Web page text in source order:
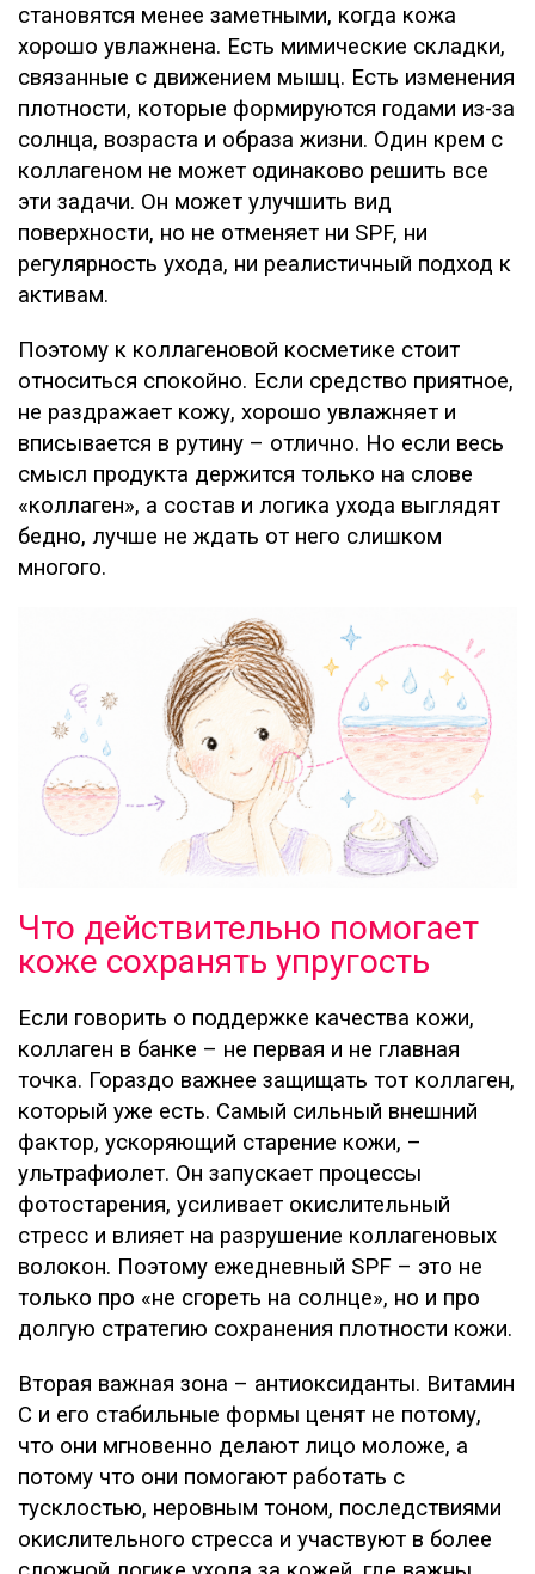
становятся менее заметными, когда кожа
хорошо увлажнена. Есть мимические складки,
связанные с движением мышц. Есть изменения
плотности, которые формируются годами из-за
солнца, возраста и образа жизни. Один крем с
коллагеном не может одинаково решить все
эти задачи. Он может улучшить вид
поверхности, но не отменяет ни SPF, ни
регулярность ухода, ни реалистичный подход к
активам.
Поэтому к коллагеновой косметике стоит
относиться спокойно. Если средство приятное,
не раздражает кожу, хорошо увлажняет и
вписывается в рутину – отлично. Но если весь
смысл продукта держится только на слове
«коллаген», а состав и логика ухода выглядят
бедно, лучше не ждать от него слишком
многого.
Что действительно помогает
коже сохранять упругость
Если говорить о поддержке качества кожи,
коллаген в банке – не первая и не главная
точка. Гораздо важнее защищать тот коллаген,
который уже есть. Самый сильный внешний
фактор, ускоряющий старение кожи, –
ультрафиолет. Он запускает процессы
фотостарения, усиливает окислительный
стресс и влияет на разрушение коллагеновых
волокон. Поэтому ежедневный SPF – это не
только про «не сгореть на солнце», но и про
долгую стратегию сохранения плотности кожи.
Вторая важная зона – антиоксиданты. Витамин
C и его стабильные формы ценят не потому,
что они мгновенно делают лицо моложе, а
потому что они помогают работать с
тусклостью, неровным тоном, последствиями
окислительного стресса и участвуют в более